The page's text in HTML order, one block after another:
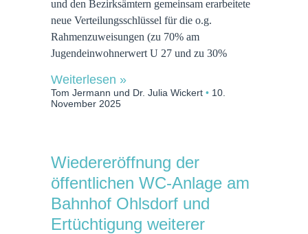
und den Bezirksämtern gemeinsam erarbeitete
neue Verteilungsschlüssel für die o.g.
Rahmenzuweisungen (zu 70% am
Jugendeinwohnerwert U 27 und zu 30%
Weiterlesen »
Tom Jermann und Dr. Julia Wickert
10.
November 2025
Wiedereröffnung der
öffentlichen WC-Anlage am
Bahnhof Ohlsdorf und
Ertüchtigung weiterer